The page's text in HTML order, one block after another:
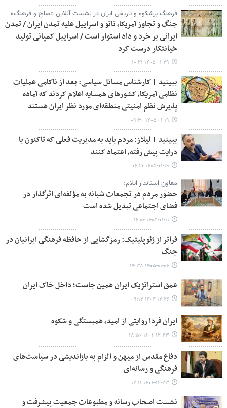
فرهنگ پرشکوه و تاریخی ایران در نشست آنلاین «صلح و فرهنگ»
جنگ و تجاوز آمریکا، ناتو و اسراییل علیه تمدن ایران / تمدن
ایرانی بر خرد و داد استوار است / اسراییل کمپانی تولید
خیانتکار درست کرد
۱۴۰۵-۰۱-۲۹ ۱۰:۲۱
ببینید | کارشناس مسائل سیاسی: بعد از ناکامی عملیات
نظامی آمریکا، کشورهای همسایه اعلام کردند که آماده
پذیرش نظم امنیتی منطقه‌ای مورد نظر ایران هستند
۱۴۰۵-۰۱-۱۹ ۰۹:۳۰
ببینید | لیلاز: مردم باید به مدیریت فعلی که تاکنون با
درایت پیش رفته، اعتماد کنند
۱۴۰۵-۰۱-۱۹ ۰۶:۲۰
معاون استاندار ایلام:
حضور مردم در تجمعات شبانه به مؤلفه‌ای اثرگذار در
فضای اجتماعی تبدیل شده است
۱۴۰۵-۰۱-۱۱ ۱۶:۰۶
فراتر از ژئوپلیتیک: رمزگشایی از حافظه فرهنگی ایرانیان در
جنگ
۱۴۰۵-۰۱-۰۴ ۱۴:۳۸
عمق استراتژیک ایران همین جاست؛ داخل خاک ایران
۱۴۰۴-۱۲-۲۶ ۰۹:۱۲
ایران فردا روایتی از امید، همبستگی و شکوه
۱۴۰۴-۱۲-۲۳ ۱۸:۵۶
دفاع مقدس از میهن و الزام به بازاندیشی در سیاست‌های
فرهنگی و رسانه‌ای
۱۴۰۴-۱۲-۲۳ ۱۲:۱۱
نشست اصحاب رسانه و مطبوعات جمعیت پیشرفت و